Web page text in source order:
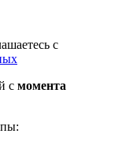
с
с момента